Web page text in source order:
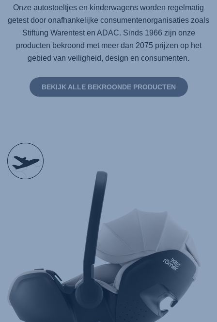
Onze autostoeltjes en kinderwagens worden regelmatig
getest door onafhankelijke consumentenorganisaties zoals
Stiftung Warentest en ADAC. Sinds 1966 zijn onze
producten bekroond met meer dan 2075 prijzen op het
gebied van veiligheid, design en consumenten.
BEKIJK ALLE BEKROONDE PRODUCTEN
null